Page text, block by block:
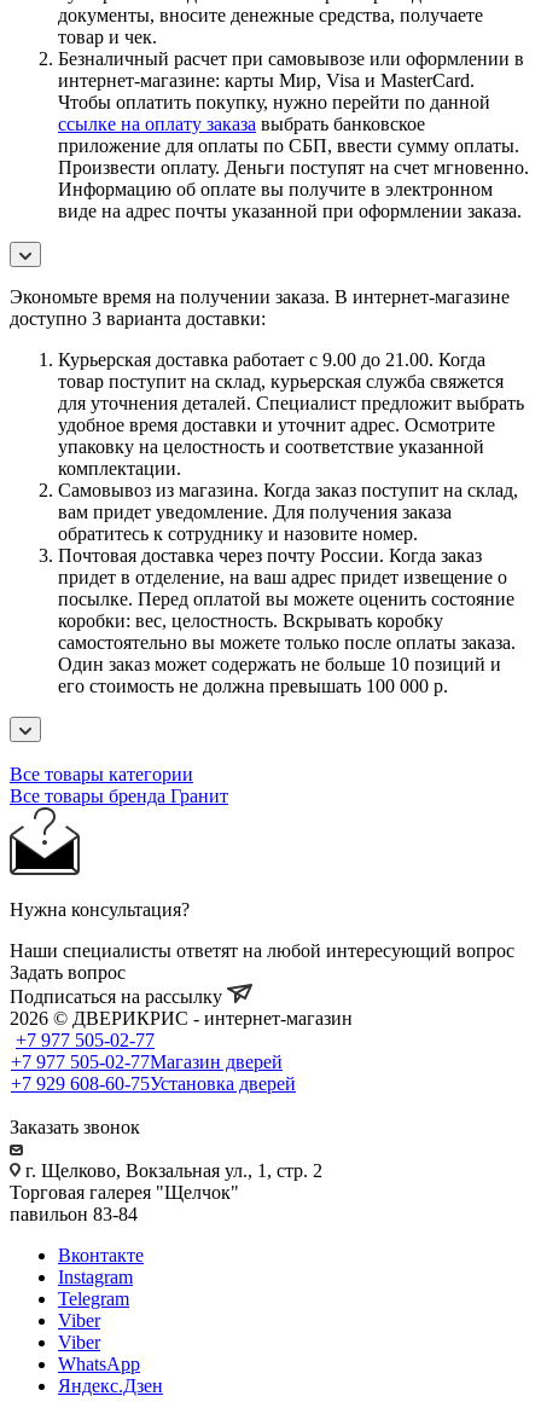
документы, вносите денежные средства, получаете
товар и чек.
Безналичный расчет при самовывозе или оформлении в
интернет-магазине: карты Мир, Visa и MasterCard.
Чтобы оплатить покупку, нужно перейти по данной
ссылке на оплату заказа выбрать банковское
приложение для оплаты по СБП, ввести сумму оплаты.
Произвести оплату. Деньги поступят на счет мгновенно.
Информацию об оплате вы получите в электронном
виде на адрес почты указанной при оформлении заказа.
Экономьте время на получении заказа. В интернет-магазине
доступно 3 варианта доставки:
Курьерская доставка работает с 9.00 до 21.00. Когда
товар поступит на склад, курьерская служба свяжется
для уточнения деталей. Специалист предложит выбрать
удобное время доставки и уточнит адрес. Осмотрите
упаковку на целостность и соответствие указанной
комплектации.
Самовывоз из магазина. Когда заказ поступит на склад,
вам придет уведомление. Для получения заказа
обратитесь к сотруднику и назовите номер.
Почтовая доставка через почту России. Когда заказ
придет в отделение, на ваш адрес придет извещение о
посылке. Перед оплатой вы можете оценить состояние
коробки: вес, целостность. Вскрывать коробку
самостоятельно вы можете только после оплаты заказа.
Один заказ может содержать не больше 10 позиций и
его стоимость не должна превышать 100 000 р.
Все товары категории
Все товары бренда Гранит
Нужна консультация?
Наши специалисты ответят на любой интересующий вопрос
Задать вопрос
Подписаться на рассылку
2026 © ДВЕРИКРИС - интернет-магазин
+7 977 505-02-77
+7 977 505-02-77Магазин дверей
+7 929 608-60-75Установка дверей
Заказать звонок
г. Щелково, Вокзальная ул., 1, стр. 2
Торговая галерея "Щелчок"
павильон 83-84
Вконтакте
Instagram
Telegram
Viber
Viber
WhatsApp
Яндекс.Дзен